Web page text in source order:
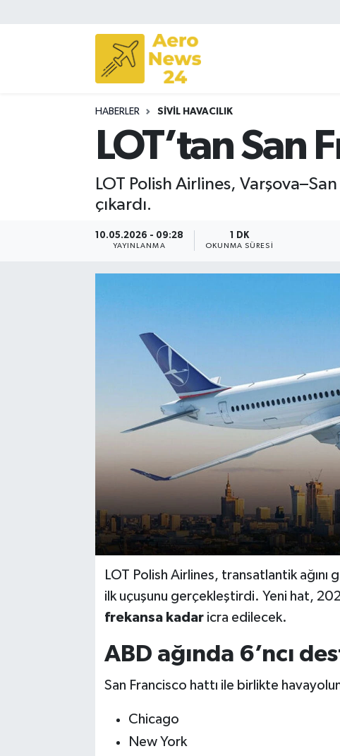
HABERLER SIVIL HAVACILIK
LOT’tan San
LOT Polish Airlines,
çıkardı.
10.05.2026 - 09:28
YAYINLANMA
1 DK
OKUNMA SÜRESI
LOT Polish Airlines, transatlantik ağını
ilk uçuşunu gerçekleştirdi. Yeni hat,
frekansa kadaricra edilecek.
ABD ağında 6’ncı
San Francisco hattı ile birlikte
Chicago
New York
Sivil Havacılık